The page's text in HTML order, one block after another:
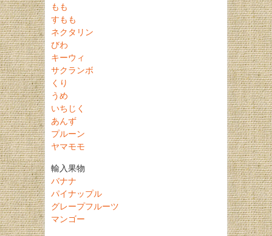
もも
すもも
ネクタリン
びわ
キーウィ
サクランボ
くり
うめ
いちじく
あんず
プルーン
ヤマモモ
輸入果物
バナナ
パイナップル
グレープフルーツ
マンゴー